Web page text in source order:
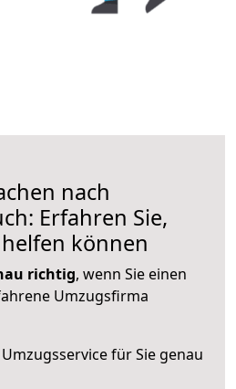
nach
Erfahren Sie,
können
richtig, wenn Sie einen
Umzugsfirma
für Sie genau